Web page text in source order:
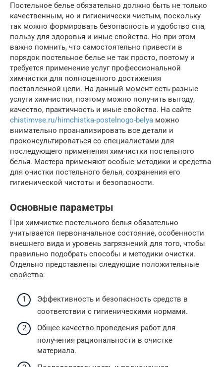
Постельное белье обязательно должно быть не только
качественным, но и гигиенически чистым, поскольку
так можно формировать безопасность и удобство сна,
пользу для здоровья и иные свойства. Но при этом
важно помнить, что самостоятельно привести в
порядок постельное белье не так просто, поэтому и
требуется применение услуг профессиональной
химчистки для полноценного достижения
поставленной цели. На данный момент есть разные
услуги химчистки, поэтому можно получить выгоду,
качество, практичность и иные свойства. На сайте
chistimvse.ru/himchistka-postelnogo-belya можно
внимательно проанализировать все детали и
проконсультироваться со специалистами для
последующего применения химчистки постельного
белья. Мастера применяют особые методики и средства
для очистки постельного белья, сохранения его
гигиенической чистоты и безопасности.
Основные параметры
При химчистке постельного белья обязательно
учитывается первоначальное состояние, особенности
внешнего вида и уровень загрязнений для того, чтобы
правильно подобрать способы и методики очистки.
Отдельно представлены следующие положительные
свойства:
Эффективность и безопасность средств в
соответствии с гигиеническими нормами.
Общее качество проведения работ для
получения рациональности в очистке
материала.